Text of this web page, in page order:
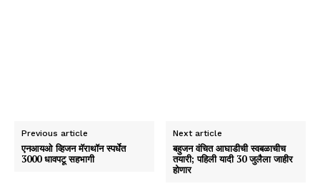
Previous article
एनआयओ व्हिजन मॅराथॉन स्पर्धेत
3000 धावपटू सहभागी
Next article
बहुजन वंचित आघाडीची स्वबळाचीच
तयारी; पहिली यादी 30 जुलैला जाहीर
होणार